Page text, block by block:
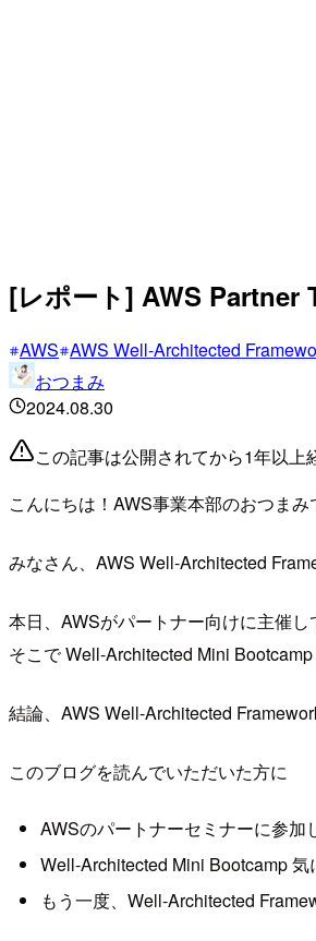
[レポート] AWS Partner
AWS AWS Well-Architected
おつまみ
2024.08.30
この記事は公開されてから1年以上
こんにちは！AWS事業本部のおつまみ
みなさん、AWS Well-Architected
本日、AWSがパートナー向けに主催し
そこで Well-Architected Mini
結論、AWS Well-Architected
このブログを読んでいただいた方に
AWSのパートナーセミナーに参加
Well-Architected Mini Bootcamp 気
もう一度、Well-Architected